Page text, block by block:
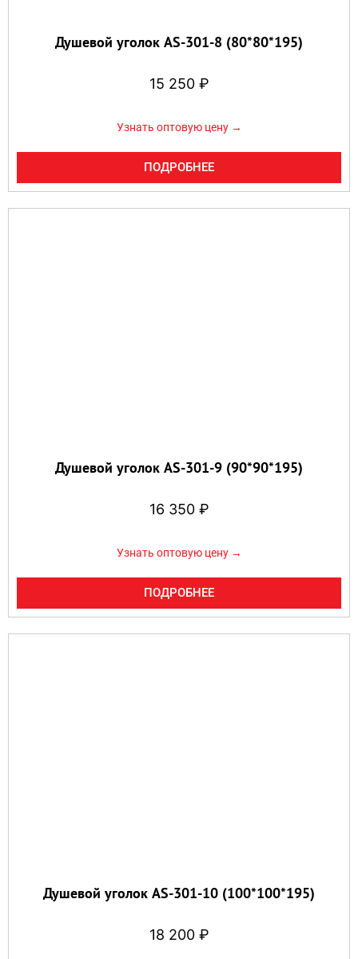
Душевой уголок AS-301-8 (80*80*195)
15 250 ₽
Узнать оптовую цену →
ПОДРОБНЕЕ
Душевой уголок AS-301-9 (90*90*195)
16 350 ₽
Узнать оптовую цену →
ПОДРОБНЕЕ
Душевой уголок AS-301-10 (100*100*195)
18 200 ₽